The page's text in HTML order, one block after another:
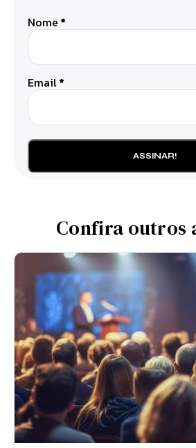
Nome *
Email*
Confira outros